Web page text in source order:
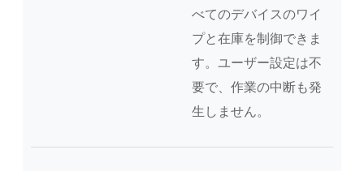
べてのデバイスのワイ
プと在庫を制御できま
す。ユーザー設定は不
要で、作業の中断も発
生しません。